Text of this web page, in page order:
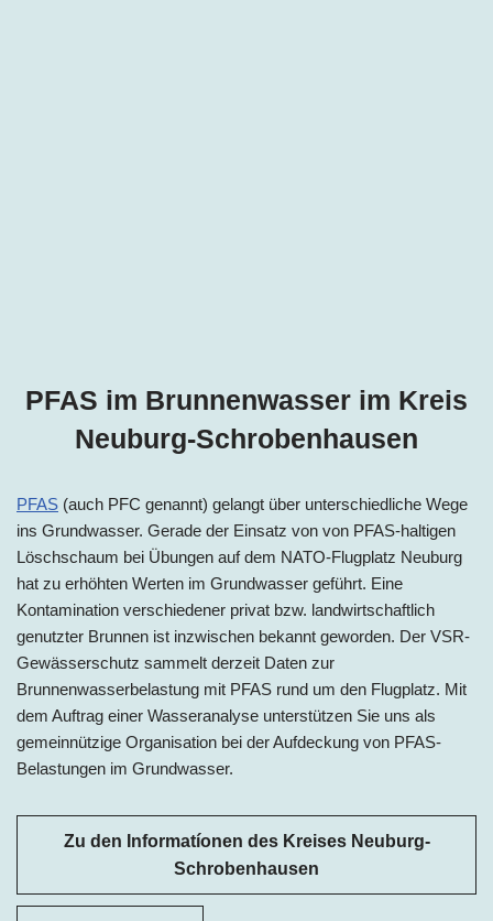
PFAS im Brunnenwasser im Kreis
Neuburg-Schrobenhausen
PFAS (auch PFC genannt) gelangt über unterschiedliche Wege
ins Grundwasser. Gerade der Einsatz von von PFAS-haltigen
Löschschaum bei Übungen auf dem NATO-Flugplatz Neuburg
hat zu erhöhten Werten im Grundwasser geführt. Eine
Kontamination verschiedener privat bzw. landwirtschaftlich
genutzter Brunnen ist inzwischen bekannt geworden. Der VSR-
Gewässerschutz sammelt derzeit Daten zur
Brunnenwasserbelastung mit PFAS rund um den Flugplatz. Mit
dem Auftrag einer Wasseranalyse unterstützen Sie uns als
gemeinnützige Organisation bei der Aufdeckung von PFAS-
Belastungen im Grundwasser.
Zu den Informatíonen des Kreises Neuburg-
Schrobenhausen